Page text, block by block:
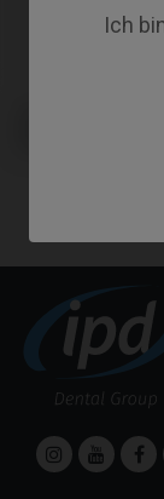
Ich
PSD Locator
mit Nobel Biocare®